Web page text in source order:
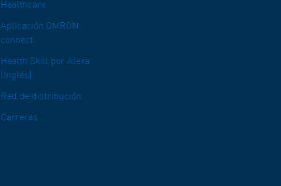
Healthcare
Aplicación OMRON
connect
Health Skill por Alexa
(Inglés)
Red de distribución
Carreras